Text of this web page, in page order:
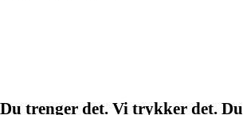
Du trenger det. Vi trykker det. Du